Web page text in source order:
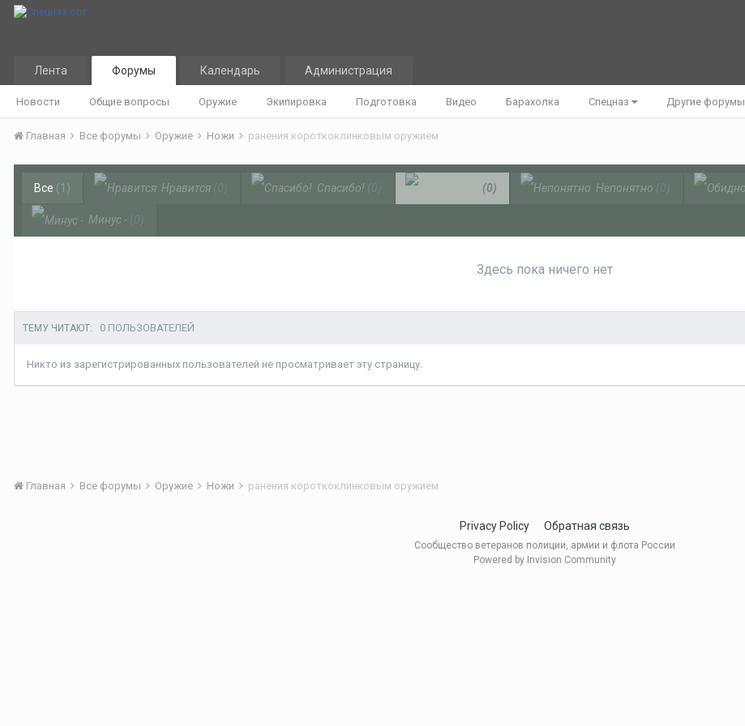
Лента Форумы
Новости Общие вопросы Оружие Экипировка Подготовка Видео Барахолка Спецназ Другие форумы
Календарь Администрация
Главная Все форумы Оружие Ножи ранения короткоклинковым оружием
Все (1) Нравится (0) Спасибо! (0) (0) Непонятно (0)
Минус - (0)
Здесь пока ничего нет
ТЕМУ ЧИТАЮТ: 0 ПОЛЬЗОВАТЕЛЕЙ
Никто из зарегистрированных пользователей не просматривает эту страницу.
Главная Все форумы Оружие Ножи ранения короткоклинковым оружием
Privacy Policy Обратная связь
Сообщество ветеранов полиции, армии и флота России
Powered by Invision Community